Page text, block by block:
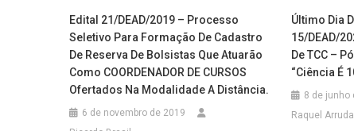
Edital 21/DEAD/2019 – Processo
Seletivo Para Formação De Cadastro
De Reserva De Bolsistas Que Atuarão
Como COORDENADOR DE CURSOS
Ofertados Na Modalidade A Distância.
6 de novembro de 2019
Último Dia
15/DEAD/
De TCC –
“Ciência É
8 de junho
Raquel Arruda